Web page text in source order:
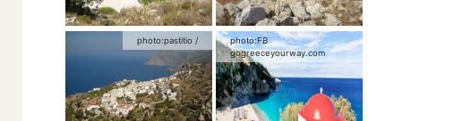
photo:pastitio / photo:FB
gogreeceyourway.com